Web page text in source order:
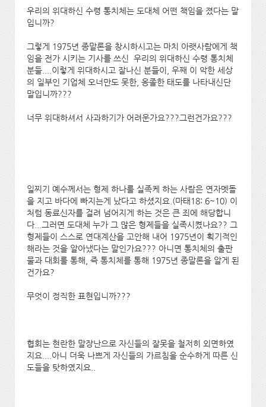
우리의 위대하신 수령 통치체는 도대체 어떤 책임을 졌다는 말
입니까?
그렇게 1975년 종말론을 창시하시고는 마치 아랫사람에게 책
임을 전가 시키는 기사를 쓰신 우리의 위대하신 수령 통치체
분들....이렇게 위대하시고 잘나신 분들이, 우째 이 악한 세상
의 일부인 기업체 오너만도 못한, 옹졸한 태도를 나타내신단
말입니까???
너무 위대하셔서 사과하기가 어려운가요???그런건가요???
일찌기 예수께서는 형제 하나를 실족케 하는 사람은 연자멧돌
을 지고 바다에 빠지는게 났다고 하셨지요.(마태18: 6~10) 이
처럼 동료신자를 걸려 넘어지게 하는 것은 큰 죄에 해당합니
다...그러면 도대체 누가 그 많은 형제들을 실족시켰나요?? 그
형제들이 스스로 연대계산을 고안해 내어 1975년이 획기적인
해라는 것을 알아냈다는 말인가요??? 아니면 통치체의 출판
물과 대회를 통해, 즉 통치체를 통해 1975년 종말론을 알게 된
건가요?
무엇이 정직한 표현입니까???
협회는 현란한 말장난으로 자신들의 잘못을 철저히 외면하였
지요....아니 더욱 나쁘게 자신들의 가르침을 순수하게 따른 신
도들을 탓하였지요..